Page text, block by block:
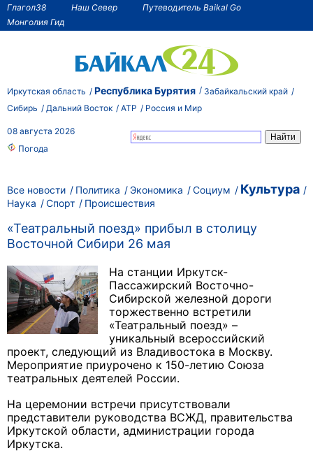
Глагол38 Наш Север
Путеводитель Baikal Go
Монголия Гид
Иркутская область Республика Бурятия
Забайкальский край
Сибирь
Дальний Восток АТР Россия и Мир
08 августа 2026
Погода
Все новости Политика Экономика Социум Культура
Наука Спорт Происшествия
«Театральный поезд» прибыл в столицу
Восточной Сибири 26 мая
На станции Иркутск-
Пассажирский Восточно-
Сибирской железной дороги
торжественно встретили
«Театральный поезд» –
уникальный всероссийский
проект, следующий из Владивостока в Москву.
Мероприятие приурочено к 150-летию Союза
театральных деятелей России.
На церемонии встречи присутствовали
представители руководства ВСЖД, правительства
Иркутской области, администрации города
Иркутска.